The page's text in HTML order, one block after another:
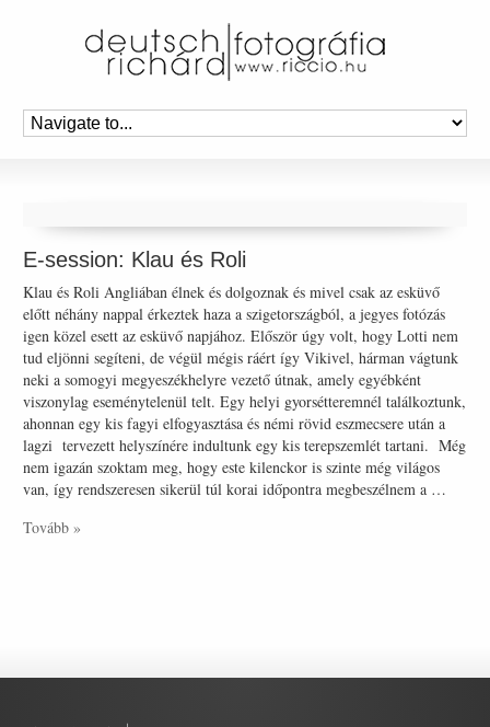
E-session: Klau és Roli
Klau és Roli Angliában élnek és dolgoznak és mivel csak az esküvő
előtt néhány nappal érkeztek haza a szigetországból, a jegyes fotózás
igen közel esett az esküvő napjához. Először úgy volt, hogy Lotti nem
tud eljönni segíteni, de végül mégis ráért így Vikivel, hárman vágtunk
neki a somogyi megyeszékhelyre vezető útnak, amely egyébként
viszonylag eseménytelenül telt. Egy helyi gyorsétteremnél találkoztunk,
ahonnan egy kis fagyi elfogyasztása és némi rövid eszmecsere után a
lagzi tervezett helyszínére indultunk egy kis terepszemlét tartani. Még
nem igazán szoktam meg, hogy este kilenckor is szinte még világos
van, így rendszeresen sikerül túl korai időpontra megbeszélnem a …
Tovább »